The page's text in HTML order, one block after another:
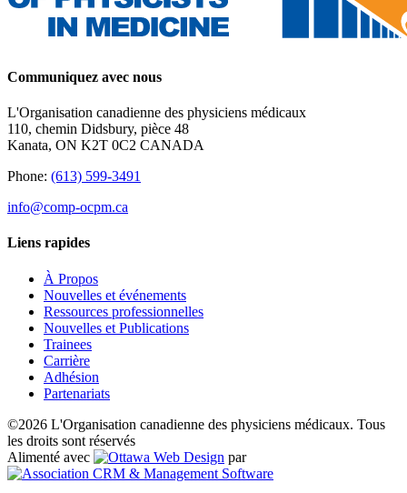
Communiquez avec nous
L'Organisation canadienne des physiciens médicaux
110, chemin Didsbury, pièce 48
Kanata, ON K2T 0C2 CANADA
Phone: (613) 599-3491
info@comp-ocpm.ca
Liens rapides
À Propos
Nouvelles et événements
Ressources professionnelles
Nouvelles et Publications
Trainees
Carrière
Adhésion
Partenariats
©2026 L'Organisation canadienne des physiciens médicaux. Tous
les droits sont réservés
Alimenté avec
par